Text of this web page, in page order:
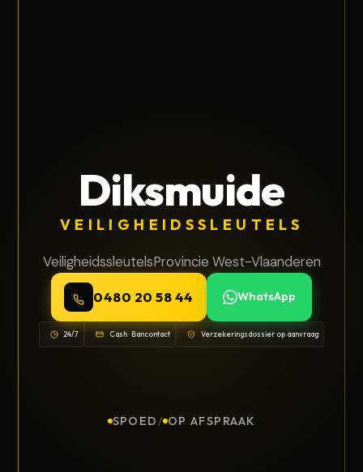
Diksmuide
VEILIGHEIDSSLEUTELS
VeiligheidssleutelsProvincie West-Vlaanderen
0480 20 58 44 WhatsApp
24/7 Cash · Bancontact Verzekeringsdossier op aanvraag
SPOED / OP AFSPRAAK